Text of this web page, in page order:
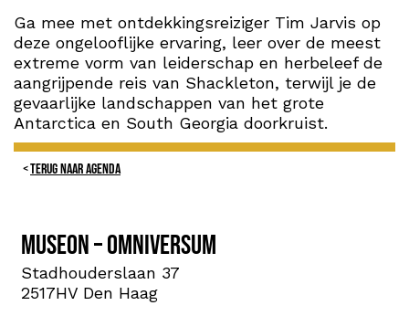
Ga mee met ontdekkingsreiziger Tim Jarvis op
deze ongelooflijke ervaring, leer over de meest
extreme vorm van leiderschap en herbeleef de
aangrijpende reis van Shackleton, terwijl je de
gevaarlijke landschappen van het grote
Antarctica en South Georgia doorkruist.
TERUG NAAR AGENDA
Museon – Omniversum
Stadhouderslaan 37
2517HV Den Haag